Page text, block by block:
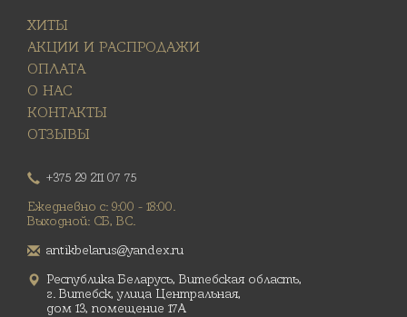
ХИТЫ
АКЦИИ И РАСПРОДАЖИ
ОПЛАТА
О НАС
КОНТАКТЫ
ОТЗЫВЫ
+375 29 211 07 75
Ежедневно с: 9:00 - 18:00.
Выходной: СБ, ВС.
antikbelarus@yandex.ru
Республика Беларусь, Витебская область,
г. Витебск, улица Центральная,
дом 13, помещение 17А